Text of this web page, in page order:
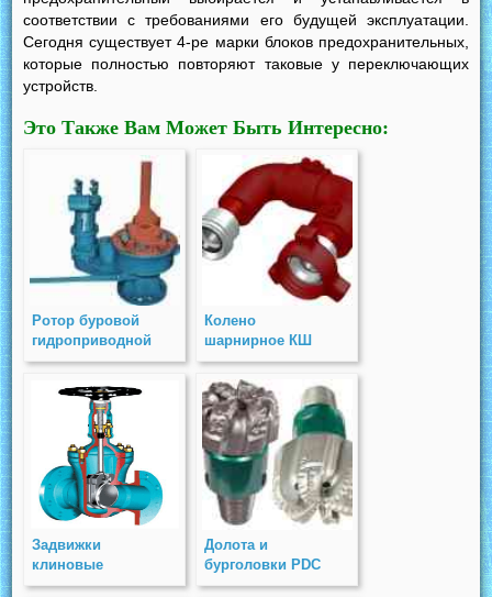
соответствии с требованиями его будущей эксплуатации.
Сегодня существует 4-ре марки блоков предохранительных,
которые полностью повторяют таковые у переключающих
устройств.
Это Также Вам Может Быть Интересно:
Ротор буровой
гидроприводной
(А50М.04.00.000
Колено
шарнирное КШ
Задвижки
клиновые
двухдисковые
Долота и
бурголовки PDC